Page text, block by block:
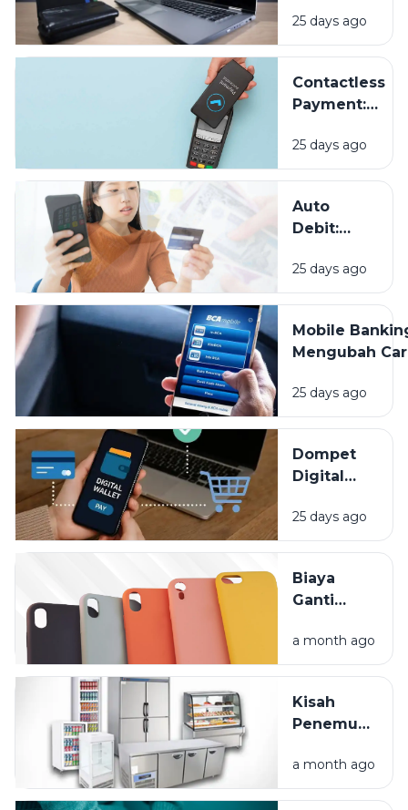
Mudah,
Bagaimana
Melindungi
Data
25 days ago
Contactless
Payment:
Tren atau
Masa Depan
Pembayaran?
25 days ago
Auto
Debit:
untuk
Tagihan,
Jangan
Sampai
Dipantau
25 days ago
Mobile
Mengubah
Uang, Apa Saja
25 days ago
Dompet
Digital
Hidup
Lebih
Tapi Kok
Saldo
25 days ago
Biaya
Ganti
Mahal?
Lindungi
Anda
Sejak Hari
a month ago
Kisah
Penemuan
Dari Es
Balok
a month ago